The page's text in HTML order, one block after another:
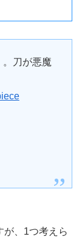
。刀が悪魔
が、1つ考えら